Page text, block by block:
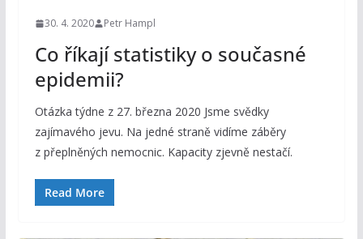
30. 4. 2020 Petr Hampl
Co říkají statistiky o současné
epidemii?
Otázka týdne z 27. března 2020 Jsme svědky
zajímavého jevu. Na jedné straně vidíme záběry
z přeplněných nemocnic. Kapacity zjevně nestačí.
Read More